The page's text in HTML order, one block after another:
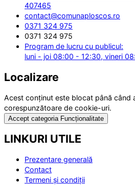
407465
contact@comunaploscos.ro
0371 324 975
0371 324 975
Program de lucru cu publicul:
luni - joi 08:00 - 12:30, vineri
Localizare
Acest conținut este blocat până când
corespunzătoare de cookie-uri.
Accept categoria Funcționalitate
LINKURI UTILE
Prezentare generală
Contact
Termeni și condiții